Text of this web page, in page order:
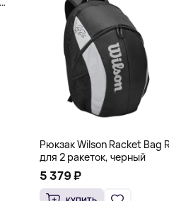
Рюкзак Wilson Racket Bag
для 2 ракеток, черный
5 379 ₽